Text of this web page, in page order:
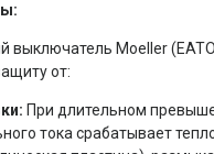
выключатель Moeller
от:
При длительном
тока срабатывает